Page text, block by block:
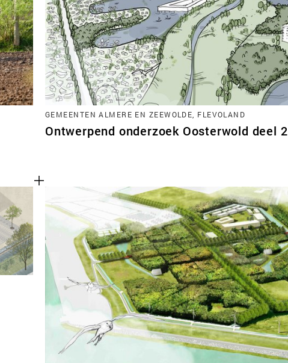
GEMEENTEN ALMERE EN ZEEWOLDE, FLEVOLAND
Ontwerpend onderzoek Oosterwold deel 2